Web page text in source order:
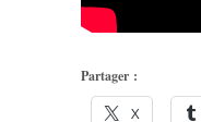
Partager :
X